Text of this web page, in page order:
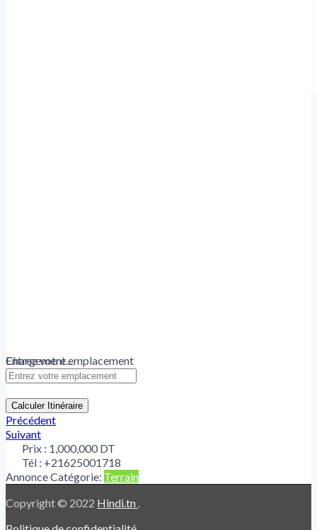
Chargement...
Entrez votre emplacement
Calculer Itinéraire
Précédent
Suivant
Prix : 1,000,000 DT
Tél : +21625001718
Annonce Catégorie: Terrain
Copyright © 2022 Hindi.tn .